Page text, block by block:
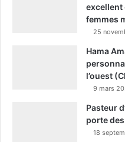
excellent
femmes
25
Hama
l’ouest
9 mars
Pasteur
porte
18